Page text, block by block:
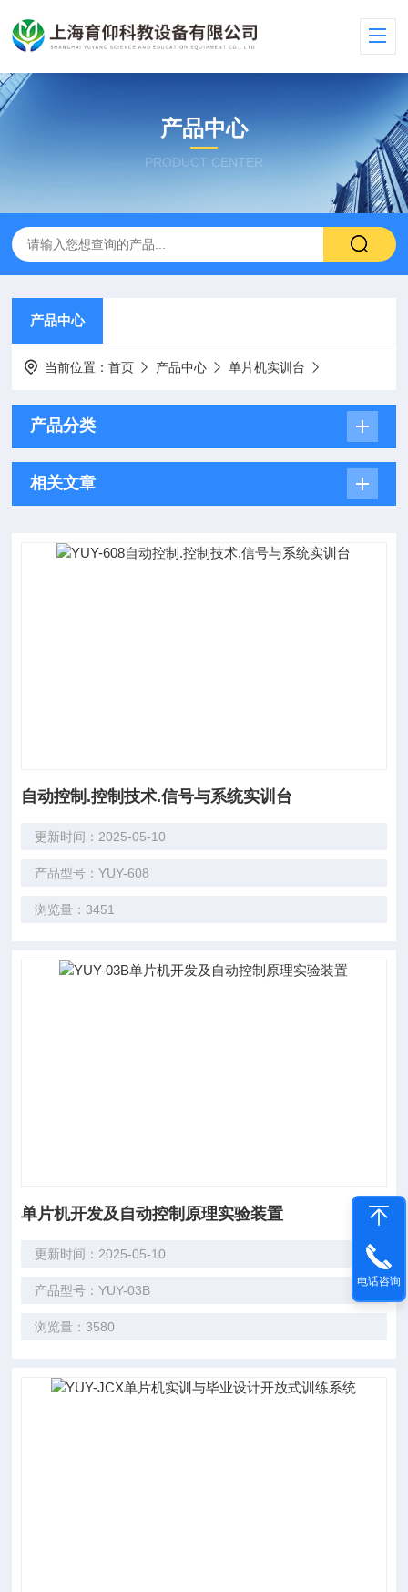
产品中心
PRODUCT CENTER
产品中心
当前位置：首页 产品中心 单片机实训台
产品分类
相关文章
自动控制.控制技术.信号与系统实训台
更新时间：2025-05-10
产品型号：YUY-608
浏览量：3451
单片机开发及自动控制原理实验装置
更新时间：2025-05-10
产品型号：YUY-03B
浏览量：3580
电话咨询